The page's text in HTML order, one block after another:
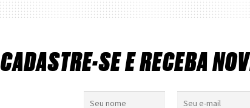
CADASTRE-SE E RECEBA